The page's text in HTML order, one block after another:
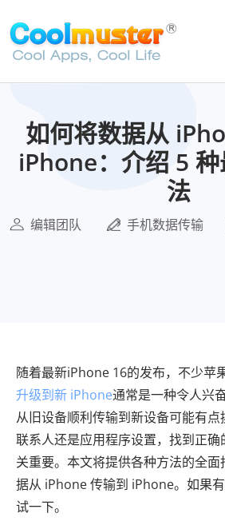
如何将数据从
iPhone：介绍 5
法
编辑团队 手机数据传输
随着最新iPhone 16的发布，不少苹
升级到新 iPhone通常是一种令人兴
从旧设备顺利传输到新设备可能有点
联系人还是应用程序设置，找到正
关重要。本文将提供各种方法的全
据从 iPhone 传输到 iPhone。如果
试一下。